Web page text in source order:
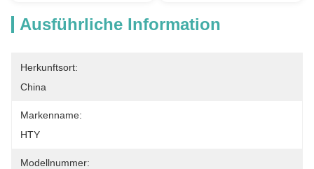
Ausführliche Information
Herkunftsort:
China
Markenname:
HTY
Modellnummer: